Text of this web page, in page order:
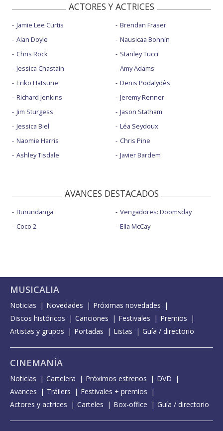
ACTORES Y ACTRICES
Jamie Lee Curtis
Alan Doyle
Chris Rock
Jessica Chastain
Eriko Hatsune
Richard Jenkins
Jim Sturgess
Jessica Biel
Naomie Harris
Ashley Tisdale
Brendan Fraser
Nausicaa Bonnín
Stanley Tucci
Amy Adams
Denis Podalydès
Jeremy Renner
Jason Statham
Léa Seydoux
Chris Pine
Javier Bardem
AVANCES DESTACADOS
Burundanga
Coco 2
Vengadores: Doomsday
Ella McCay
MUSICALIA
Noticias Novedades
Próximas novedades
Discos históricos
Canciones Festivales
Premios
Artistas y grupos
Portadas Listas Guía / directorio
CINEMANÍA
Noticias Cartelera Próximos estrenos
DVD
Avances
Tráilers
Festivales + premios
Actores y actrices
Carteles Box-office Guía / directorio